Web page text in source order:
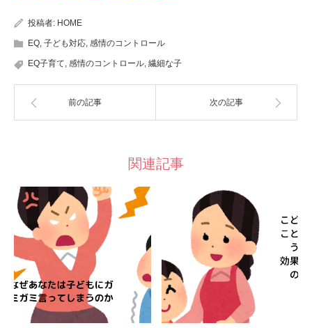
投稿者: HOME
EQ 子ども対応 感情のコントロール
EQ子育て 感情のコントロール 繊細な子
前の記事 次の記事
関連記事